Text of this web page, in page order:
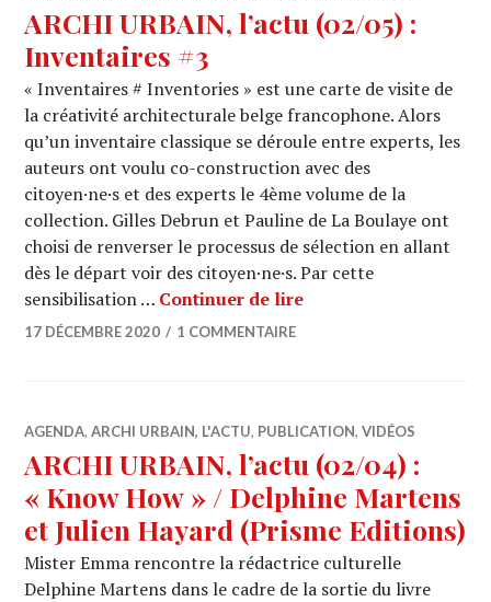
ARCHI URBAIN, l’actu (02/05) :
Inventaires #3
« Inventaires # Inventories » est une carte de visite de
la créativité architecturale belge francophone. Alors
qu’un inventaire classique se déroule entre experts, les
auteurs ont voulu co-construction avec des
citoyen·ne·s et des experts le 4ème volume de la
collection. Gilles Debrun et Pauline de La Boulaye ont
choisi de renverser le processus de sélection en allant
dès le départ voir des citoyen·ne·s. Par cette
sensibilisation … Continuer de lireARCHI URBAIN,
17 DÉCEMBRE 2020 1 COMMENTAIRE
AGENDA,ARCHI URBAIN, L'ACTU, PUBLICATION,VIDÉOS
ARCHI URBAIN, l’actu (02/04) :
« Know How » / Delphine Martens
et Julien Hayard (Prisme Editions)
Mister Emma rencontre la rédactrice culturelle
Delphine Martens dans le cadre de la sortie du livre